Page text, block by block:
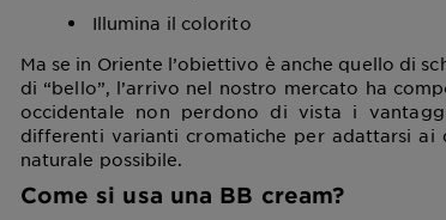
Illumina il colorito
Ma se in Oriente l’obiettivo è anche quello di
di “bello”, l’arrivo nel nostro mercato ha
occidentale non perdono di vista i
differenti varianti cromatiche per adattarsi ai
naturale possibile.
Come si usa una BB cream?